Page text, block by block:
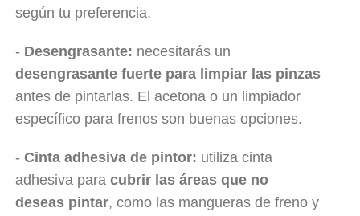
según tu preferencia.
- Desengrasante: necesitarás un
desengrasante fuerte para limpiar las pinzas
antes de pintarlas. El acetona o un limpiador
específico para frenos son buenas opciones.
- Cinta adhesiva de pintor: utiliza cinta
adhesiva para cubrir las áreas que no
deseas pintar, como las mangueras de freno y